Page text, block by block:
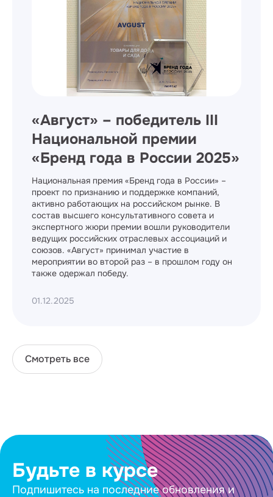
«Август» – победитель III
Национальной премии
«Бренд года в России 2025»
Национальная премия «Бренд года в России» –
проект по признанию и поддержке компаний,
активно работающих на российском рынке. В
состав высшего консультативного совета и
экспертного жюри премии вошли руководители
ведущих российских отраслевых ассоциаций и
союзов. «Август» принимал участие в
мероприятии во второй раз – в прошлом году он
также одержал победу.
01.12.2025
Смотреть все
Будьте в курсе
Подпишитесь на последние обновления и